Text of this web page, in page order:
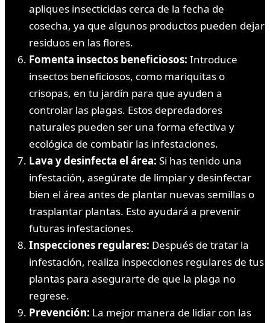
apliques insecticidas cerca de la fecha de
cosecha, ya que algunos productos pueden dejar
residuos en las flores.
Fomenta insectos beneficiosos: Introduce
insectos beneficiosos, como mariquitas o
crisopas, en tu jardín para que ayuden a
controlar las plagas. Estos depredadores
naturales pueden ser una forma efectiva y
ecológica de combatir las infestaciones.
Lava y desinfecta el área: Si has tenido una
infestación, asegúrate de limpiar y desinfectar
bien el área antes de plantar nuevas semillas o
trasplantar plantas. Esto ayudará a prevenir
futuras infestaciones.
Inspecciones regulares: Después de tratar la
infestación, realiza inspecciones regulares de tus
plantas para asegurarte de que la plaga no
regrese.
Prevención: La mejor manera de lidiar con las